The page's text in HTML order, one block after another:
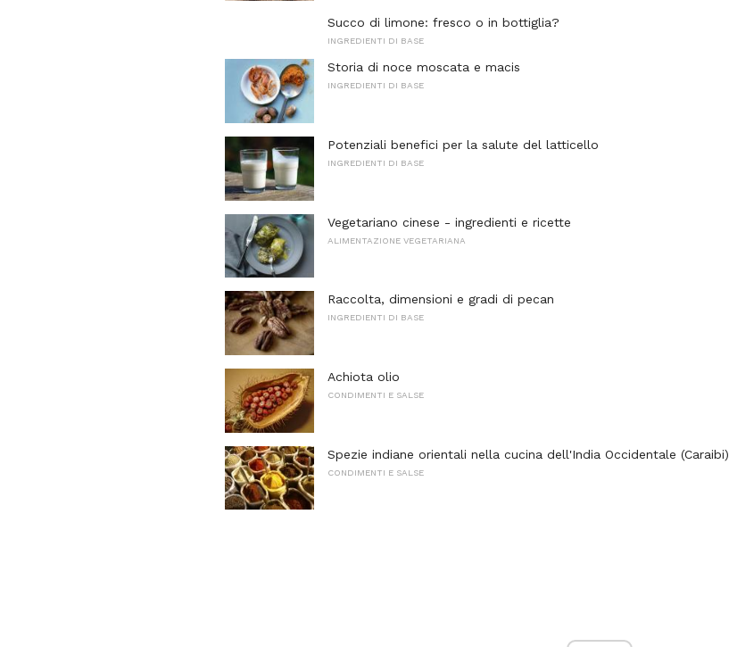
Succo di limone: fresco o in bottiglia?
INGREDIENTI DI BASE
Storia di noce moscata e macis
INGREDIENTI DI BASE
Potenziali benefici per la salute del latticello
INGREDIENTI DI BASE
Vegetariano cinese - ingredienti e ricette
ALIMENTAZIONE VEGETARIANA
Raccolta, dimensioni e gradi di pecan
INGREDIENTI DI BASE
Achiota olio
CONDIMENTI E SALSE
Spezie indiane orientali nella cucina dell'India Occidentale (Caraibi)
CONDIMENTI E SALSE